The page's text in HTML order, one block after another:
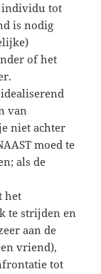
individu tot
is nodig
of het
van
niet achter
moed te
als de
het
te strijden en
aan de
vriend),
tot